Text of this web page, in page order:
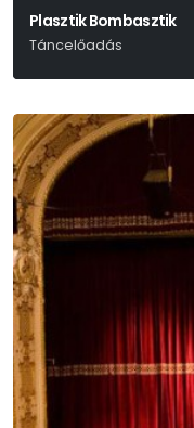
Plasztik Bombasztik
Táncelőadás